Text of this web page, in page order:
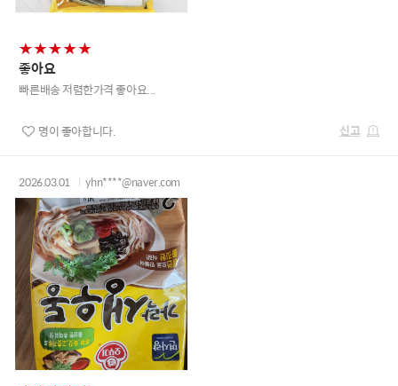
좋아요
빠른배송 저렴한가격 좋아요...
명이 좋아합니다. 신고
2026.03.01 yhn****@naver.com